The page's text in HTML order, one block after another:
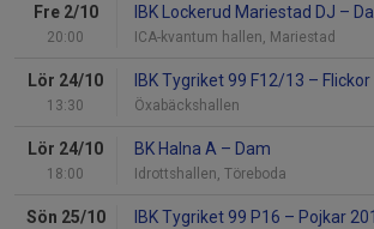
Fre 2/10
20:00
IBK Lockerud Mariestad DJ –
ICA-kvantum hallen, Mariestad
Lör 24/10
13:30
IBK Tygriket 99 F12/13 –
Öxabäckshallen
Lör 24/10
18:00
BK Halna A – Dam
Idrottshallen, Töreboda
Sön 25/10 IBK Tygriket 99 P16 – Pojkar